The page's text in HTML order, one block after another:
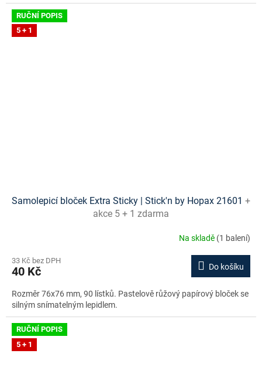
RUČNÍ POPIS
5 + 1
Samolepicí bloček Extra Sticky | Stick'n by Hopax 21601 +
akce 5 + 1 zdarma
Na skladě (1 balení)
33 Kč bez DPH
40 Kč Do košíku
Rozměr 76x76 mm, 90 lístků. Pastelově růžový papírový bloček se
silným snímatelným lepidlem.
RUČNÍ POPIS
5 + 1